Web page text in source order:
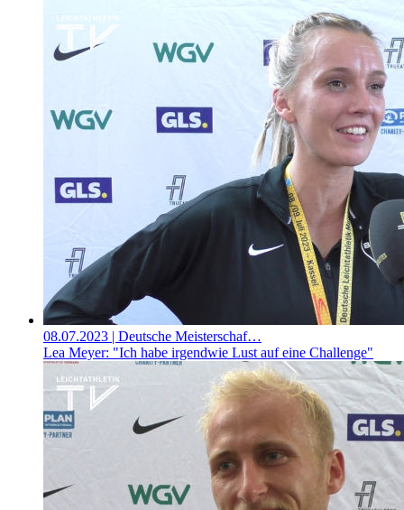
08.07.2023 | Deutsche Meisterschaf…
Lea Meyer: "Ich habe irgendwie Lust auf eine Challenge"